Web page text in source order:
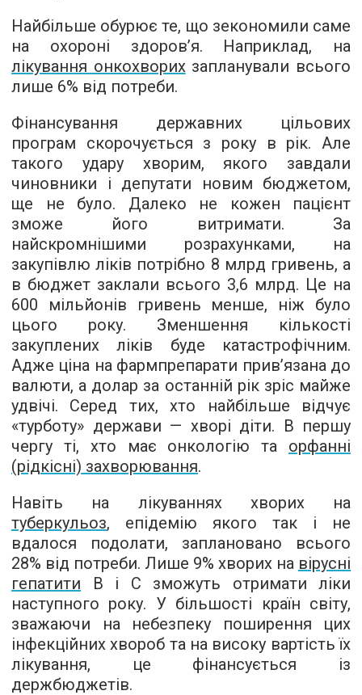
Найбільше обурює те, що зекономили саме
на охороні здоров’я. Наприклад, на
лікування онкохворихзапланували всього
лише 6% від потреби.
Фінансування державних цільових
програм скорочується з року в рік. Але
такого удару хворим, якого завдали
чиновники і депутати новим бюджетом,
ще не було. Далеко не кожен пацієнт
зможе його витримати. За
найскромнішими розрахунками, на
закупівлю ліків потрібно 8 млрд гривень, а
в бюджет заклали всього 3,6 млрд. Це на
600 мільйонів гривень менше, ніж було
цього року. Зменшення кількості
закуплених ліків буде катастрофічним.
Адже ціна на фармпрепарати прив’язана до
валюти, а долар за останній рік зріс майже
удвічі. Серед тих, хто найбільше відчує
«турботу» держави — хворі діти. В першу
чергу ті, хто має онкологію та орфанні
(рідкісні) захворювання.
Навіть на лікуваннях хворих на
туберкульоз, епідемію якого так і не
вдалося подолати, заплановано всього
28% від потреби. Лише 9% хворих на вірусні
гепатити В і С зможуть отримати ліки
наступного року. У більшості країн світу,
зважаючи на небезпеку поширення цих
інфекційних хвороб та на високу вартість їх
лікування, це фінансується із
держбюджетів.